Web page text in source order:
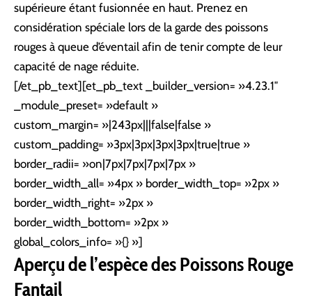
supérieure étant fusionnée en haut. Prenez en
considération spéciale lors de la garde des poissons
rouges à queue d’éventail afin de tenir compte de leur
capacité de nage réduite.
[/et_pb_text][et_pb_text _builder_version= »4.23.1″
_module_preset= »default »
custom_margin= »|243px|||false|false »
custom_padding= »3px|3px|3px|3px|true|true »
border_radii= »on|7px|7px|7px|7px »
border_width_all= »4px » border_width_top= »2px »
border_width_right= »2px »
border_width_bottom= »2px »
global_colors_info= »{} »]
Aperçu de l’espèce des Poissons Rouge
Fantail